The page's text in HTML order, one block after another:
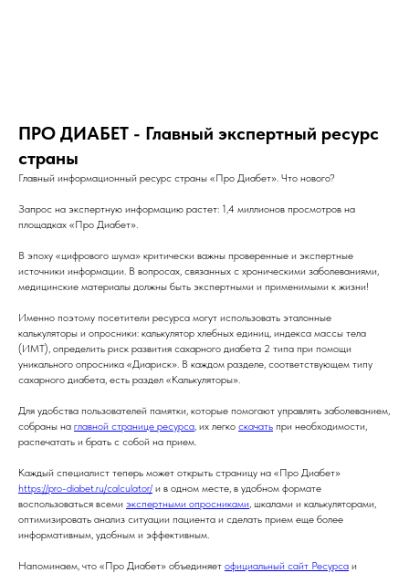
ПРО ДИАБЕТ - Главный экспертный ресурс
страны
Главный информационный ресурс страны «Про Диабет». Что нового?
Запрос на экспертную информацию растет: 1,4 миллионов просмотров на
площадках «Про Диабет».
В эпоху «цифрового шума» критически важны проверенные и экспертные
источники информации. В вопросах, связанных с хроническими заболеваниями,
медицинские материалы должны быть экспертными и применимыми к жизни!
Именно поэтому посетители ресурса могут использовать эталонные
калькуляторы и опросники: калькулятор хлебных единиц, индекса массы тела
(ИМТ), определить риск развития сахарного диабета 2 типа при помощи
уникального опросника «Диариск». В каждом разделе, соответствующем типу
сахарного диабета, есть раздел «Калькуляторы».
Для удобства пользователей памятки, которые помогают управлять заболеванием,
собраны на главной странице ресурса, их легко скачать при необходимости,
распечатать и брать с собой на прием.
Каждый специалист теперь может открыть страницу на «Про Диабет»
https://pro-diabet.ru/calculator/ и в одном месте, в удобном формате
воспользоваться всеми экспертными опросниками, шкалами и калькуляторами,
оптимизировать анализ ситуации пациента и сделать прием еще более
информативным, удобным и эффективным.
Напоминаем, что «Про Диабет» объединяет официальный сайт Ресурса и